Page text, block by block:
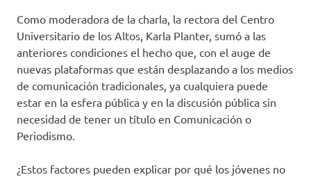
Como moderadora de la charla, la rectora del Centro
Universitario de los Altos, Karla Planter, sumó a las
anteriores condiciones el hecho que, con el auge de
nuevas plataformas que están desplazando a los medios
de comunicación tradicionales, ya cualquiera puede
estar en la esfera pública y en la discusión pública sin
necesidad de tener un título en Comunicación o
Periodismo.
¿Estos factores pueden explicar por qué los jóvenes no